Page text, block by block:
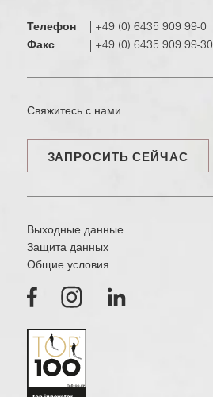
Телефон
+49 (0) 6435 909 99-0
Факс
+49 (0) 6435 909 99-30
Свяжитесь с нами
ЗАПРОСИТЬ СЕЙЧАС
Выходные данные
Защита данных
Общие условия